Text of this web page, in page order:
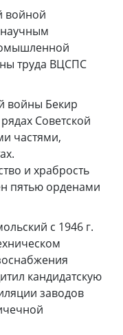
войной
труда ВЦСПС
войны Бекир
Советской
частями,
и храбрость
пятью орденами
с 1946 г.
кандидатскую
заводов